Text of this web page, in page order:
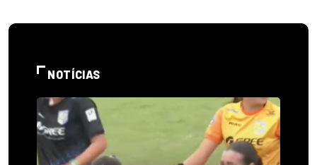
NOTÍCIAS